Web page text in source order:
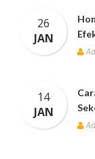
26
JAN
14
JAN